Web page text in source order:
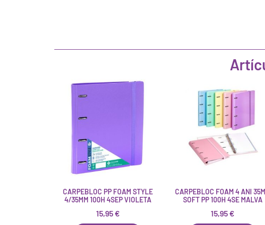
CARPEBLOC PP FOAM STYLE
4/35MM 100H 4SEP VIOLETA
15,95 €
CARPEBLOC FOAM 4 ANI
SOFT PP 100H 4SE MALVA
15,95 €